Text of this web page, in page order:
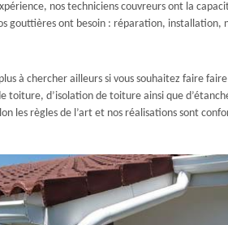
nos techniciens couvreurs ont la
gouttières ont besoin : réparation, installation,
à chercher ailleurs si vous souhaitez faire
d’isolation de toiture ainsi que
les règles de l’art et nos réalisations sont